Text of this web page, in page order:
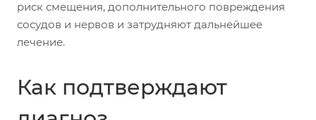
риск смещения, дополнительного повреждения
сосудов и нервов и затрудняют дальнейшее
лечение.
Как подтверждают